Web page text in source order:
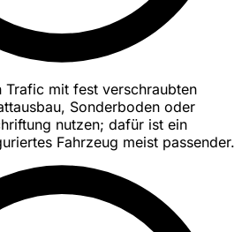
Trafic mit fest verschraubten
Sonderboden oder
nutzen; dafür ist ein
Fahrzeug meist passender.